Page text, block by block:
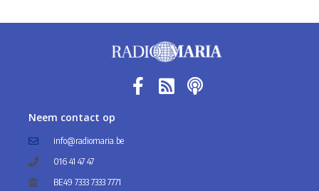
Neem contact op
info@radiomaria.be
016 41 47 47
BE49 7333 7333 7771